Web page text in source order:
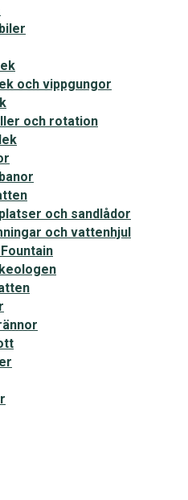
och vippgungor
och rotation
och sandlådor
och vattenhjul